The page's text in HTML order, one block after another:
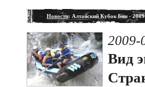
Новости: Алтайский Кубок Бии - 2009
2009-
Вид